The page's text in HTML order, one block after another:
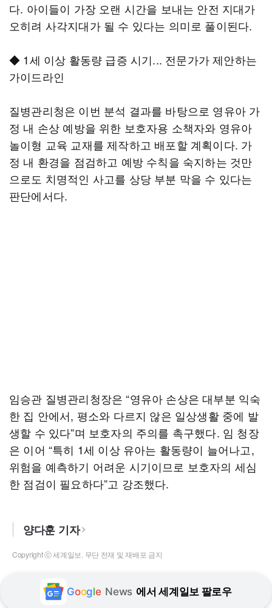
다. 아이들이 가장 오랜 시간을 보내는 안전 지대가
오히려 사각지대가 될 수 있다는 의미로 풀이된다.
◆ 1세 이상 활동량 급증 시기... 전문가가 제안하는
가이드라인
질병관리청은 이번 분석 결과를 바탕으로 영유아 가
정 내 손상 예방을 위한 보호자용 소책자와 영유아
놀이형 교육 교재를 제작하고 배포할 계획이다. 가
정 내 환경을 점검하고 예방 수칙을 숙지하는 것만
으로도 치명적인 사고를 상당 부분 막을 수 있다는
판단에서다.
임승관 질병관리청장은 “영유아 손상은 대부분 익숙
한 집 안에서, 평소와 다르지 않은 일상생활 중에 발
생할 수 있다”며 보호자의 주의를 촉구했다. 임 청장
은 이어 “특히 1세 이상 유아는 활동량이 늘어나고,
위험을 예측하기 어려운 시기이므로 보호자의 세심
한 점검이 필요하다”고 강조했다.
양다훈 기자
Copyright ⓒ 세계일보. 무단 전재 및 재배포 금지
Google News 에서 세계일보 팔로우